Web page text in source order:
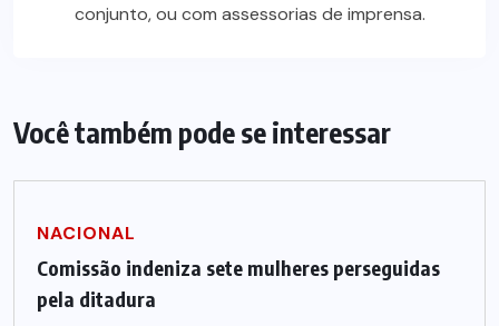
conjunto, ou com assessorias de imprensa.
Você também pode se interessar
NACIONAL
Comissão indeniza sete mulheres perseguidas
pela ditadura